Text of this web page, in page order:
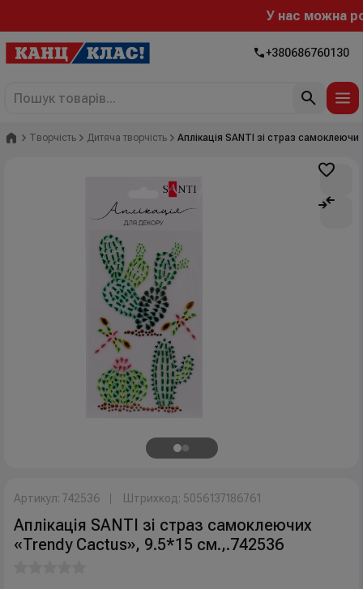
У нас можна
+380686760130
Головна
Творчість Дитяча творчість Аплікація SANTI зі страз
Артикул: 742536 Штрихкод: 5056137186761
Аплікація SANTI зі страз самоклеючих
«Trendy Cactus», 9.5*15 см.,.742536